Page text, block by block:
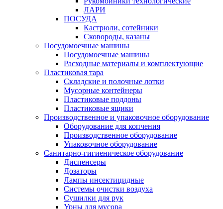
ЛАРИ
ПОСУДА
Кастрюли, сотейники
Сковороды, казаны
Посудомоечные машины
Посудомоечные машины
Расходные материалы и комплектующие
Пластиковая тара
Складские и полочные лотки
Мусорные контейнеры
Пластиковые поддоны
Пластиковые ящики
Производственное и упаковочное оборудование
Оборудование для копчения
Производственное оборудование
Упаковочное оборудование
Санитарно-гигиеническое оборудование
Диспенсеры
Дозаторы
Лампы инсектицидные
Системы очистки воздуха
Сушилки для рук
Урны для мусора